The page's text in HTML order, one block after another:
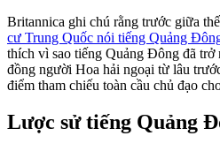
Britannica ghi chú rằng trước giữa
cư Trung Quốc nói tiếng Quảng
thích vì sao tiếng Quảng Đông đã trở
đồng người Hoa hải ngoại từ lâu
điểm tham chiếu toàn cầu chủ đạo
Lược sử tiếng Quảng